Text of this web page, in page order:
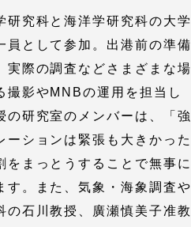
研究科と海洋学研究科の大学
員として参加。出港前の準備
実際の調査などさまざまな場
撮影やMNBの運用を担当し
の研究室のメンバーは、「強
ーションは緊張も大きかった
まっとうすることで無事に
す。また、気象・海象調査や
の石川教授、廣瀬慎美子准教